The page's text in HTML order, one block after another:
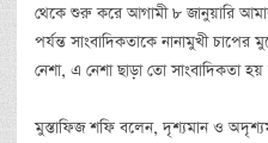
থেকে শুরু করে আগামী ৮ জানুয়ারি আমার
পর্যন্ত সাংবাদিকতাকে নানামুখী
নেশা, এ নেশা ছাড়া তো সাংবাদিকতা হয়
মুস্তাফিজ শফি বলেন, দৃশ্যমান ও